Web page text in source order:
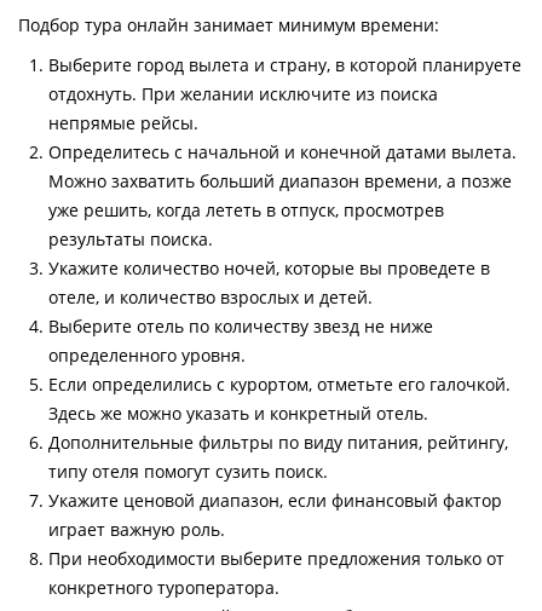
Подбор тура онлайн занимает минимум времени:
Выберите город вылета и страну, в которой планируете
отдохнуть. При желании исключите из поиска
непрямые рейсы.
Определитесь с начальной и конечной датами вылета.
Можно захватить больший диапазон времени, а позже
уже решить, когда лететь в отпуск, просмотрев
результаты поиска.
Укажите количество ночей, которые вы проведете в
отеле, и количество взрослых и детей.
Выберите отель по количеству звезд не ниже
определенного уровня.
Если определились с курортом, отметьте его галочкой.
Здесь же можно указать и конкретный отель.
Дополнительные фильтры по виду питания, рейтингу,
типу отеля помогут сузить поиск.
Укажите ценовой диапазон, если финансовый фактор
играет важную роль.
При необходимости выберите предложения только от
конкретного туроператора.